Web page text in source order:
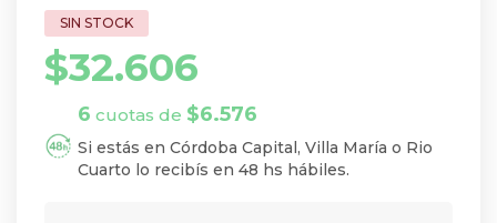
$32.606
6 cuotas de $6.576
Si estás en Córdoba Capital, Villa María o Rio
Cuarto lo recibís en 48 hs hábiles.